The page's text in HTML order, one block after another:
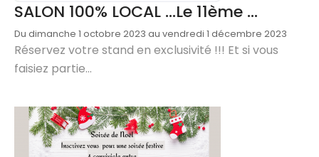
SALON 100% LOCAL ...Le 11ème ...
Du dimanche 1 octobre 2023 au vendredi 1 décembre 2023
Réservez votre stand en exclusivité !!! Et si vous
faisiez partie...